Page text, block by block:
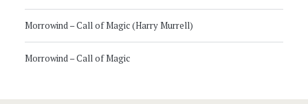
Morrowind – Call of Magic (Harry Murrell)
Morrowind – Call of Magic